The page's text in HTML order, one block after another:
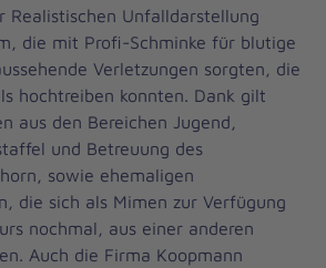
Realistischen Unfalldarstellung
die mit Profi-Schminke für blutige
Verletzungen sorgten, die
hochtreiben konnten. Dank gilt
aus den Bereichen Jugend,
und Betreuung des
sowie ehemaligen
die sich als Mimen zur Verfügung
nochmal, aus einer anderen
Auch die Firma Koopmann